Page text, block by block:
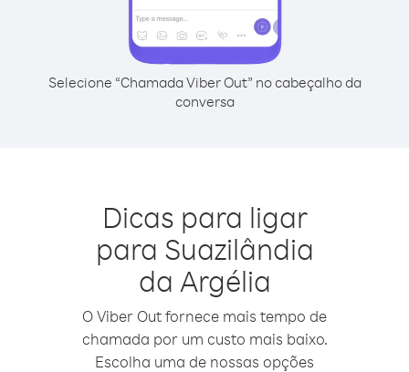
Selecione “Chamada Viber Out” no cabeçalho da
conversa
Dicas para ligar
para Suazilândia
da Argélia
O Viber Out fornece mais tempo de
chamada por um custo mais baixo.
Escolha uma de nossas opções